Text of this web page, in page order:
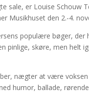
sale, er Louise Schouw
den 2.-4.
populære bøger,
pinlige, skøre, men
nægter at være
humor, ballade,